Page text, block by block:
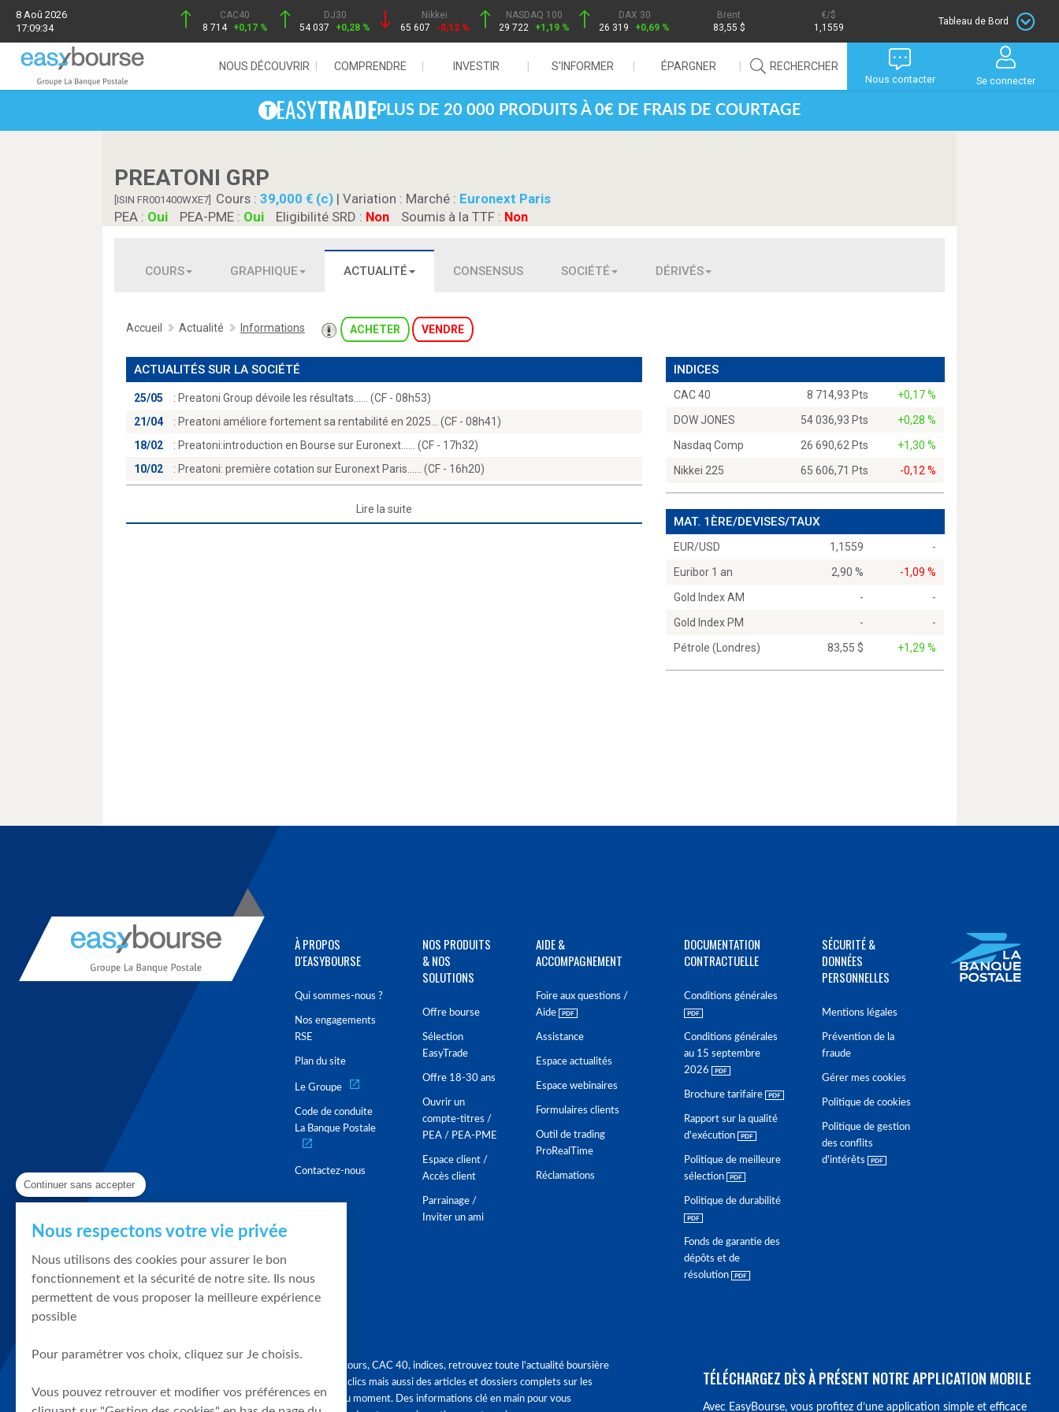
8 Aoû 2026
17:09:34
CAC40
8 714 +0,17 %
DJ30
54 037
+0,28 %
Nikkei
65 607
-0,12 %
NASDAQ 100
29 722
+1,19 %
DAX 30
26 319
+0,69 %
Brent
83,55 $
/$
1,1559
Tableau de Bord
NOUS DÉCOUVRIR COMPRENDRE INVESTIR S'INFORMER ÉPARGNER RECHERCHER
Nous contacter Se connecter
PLUS DE 20 000 PRODUITS À 0€ DE FRAIS DE COURTAGE
PREATONI GRP
[ISIN FR001400WXE7] Cours : 39,000 € (c) | Variation : Marché : Euronext Paris
PEA : Oui PEA-PME : Oui Eligibilité SRD : Non Soumis à la TTF : Non
COURS GRAPHIQUE ACTUALITÉ CONSENSUS SOCIÉTÉ DÉRIVÉS
Accueil Actualité Informations ACHETER VENDRE
ACTUALITÉS SUR LA SOCIÉTÉ
25/05 : Preatoni Group dévoile les résultats...… (CF - 08h53)
21/04
: Preatoni améliore fortement sa rentabilité en 2025… (CF - 08h41)
18/02
: Preatoni:introduction en Bourse sur Euronext...… (CF - 17h32)
10/02
: Preatoni: première cotation sur Euronext Paris...… (CF - 16h20)
Lire la suite
INDICES
CAC 40 8 714,93 Pts
+0,17 %
DOW JONES
54 036,93 Pts
+0,28 %
Nasdaq Comp
26 690,62 Pts
+1,30 %
Nikkei 225
65 606,71 Pts -0,12 %
MAT. 1ÈRE/DEVISES/TAUX
EUR/USD 1,1559
-
Euribor 1 an
2,90 %
-1,09 %
Gold Index AM
-
-
Gold Index PM
-
-
Pétrole (Londres)
83,55 $ +1,29 %
À PROPOS
D'EASYBOURSE
Qui sommes-nous ?
Nos engagements
RSE
Plan du site
Le Groupe
Code de conduite
La Banque Postale
Contactez-nous
NOS PRODUITS
& NOS
SOLUTIONS
Offre bourse
Sélection
EasyTrade
Offre 18-30 ans
Ouvrir un
compte-titres /
PEA / PEA-PME
Espace client /
Accès client
Parrainage /
Inviter un ami
AIDE &
ACCOMPAGNEMENT
Foire aux questions /
Aide
Assistance
Espace actualités
Espace webinaires
Formulaires clients
Outil de trading
ProRealTime
Réclamations
DOCUMENTATION
CONTRACTUELLE
Conditions générales
Conditions générales
au 15 septembre
2026
Brochure tarifaire
Rapport sur la qualité
d'exécution
Politique de meilleure
sélection
Politique de durabilité
Fonds de garantie des
dépôts et de
résolution
SÉCURITÉ &
DONNÉES
PERSONNELLES
Mentions légales
Prévention de la
fraude
Gérer mes cookies
Politique de cookies
Politique de gestion
des conflits
d'intérêts
Graphique, cours, CAC 40, indices, retrouvez toute l'actualité boursière
en quelques clics mais aussi des articles et dossiers complets sur les
tendances du moment. Des informations clé en main pour vous
TÉLÉCHARGEZ DÈS À PRÉSENT NOTRE APPLICATION MOBILE
Avec EasyBourse, vous profitez d’une application simple et efficace
Continuer sans accepter
Nous respectons votre vie privée
Nous utilisons des cookies pour assurer le bon
fonctionnement et la sécurité de notre site. Ils nous
permettent de vous proposer la meilleure expérience
possible
Pour paramétrer vos choix, cliquez sur Je choisis.
Vous pouvez retrouver et modifier vos préférences en